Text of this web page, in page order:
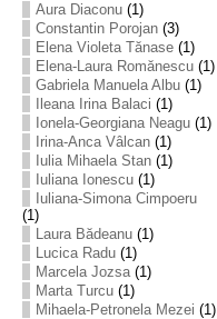
Aura Diaconu(1)
Constantin Porojan(3)
Elena Violeta Tănase(1)
Elena-Laura Romănescu(1)
Gabriela Manuela Albu(1)
Ileana Irina Balaci (1)
Ionela-Georgiana Neagu(1)
Irina-Anca Vâlcan(1)
Iulia Mihaela Stan(1)
Iuliana Ionescu(1)
Iuliana-Simona Cimpoeru
(1)
Laura Bădeanu(1)
Lucica Radu(1)
Marcela Jozsa(1)
Marta Turcu(1)
Mihaela-Petronela Mezei (1)